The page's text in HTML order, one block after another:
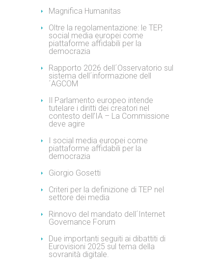
Magnifica Humanitas
Oltre la regolamentazione: le TEP,
social media europei come
piattaforme affidabili per la
democrazia
Rapporto 2026 dell´Osservatorio sul
sistema dell´informazione dell
´AGCOM
Il Parlamento europeo intende
tutelare i diritti dei creatori nel
contesto dell’IA – La Commissione
deve agire
I social media europei come
piattaforme affidabili per la
democrazia
Giorgio Gosetti
Criteri per la definizione di TEP nel
settore dei media
Rinnovo del mandato dell´Internet
Governance Forum
Due importanti seguiti ai dibattiti di
Eurovisioni 2025 sul tema della
sovranità digitale.